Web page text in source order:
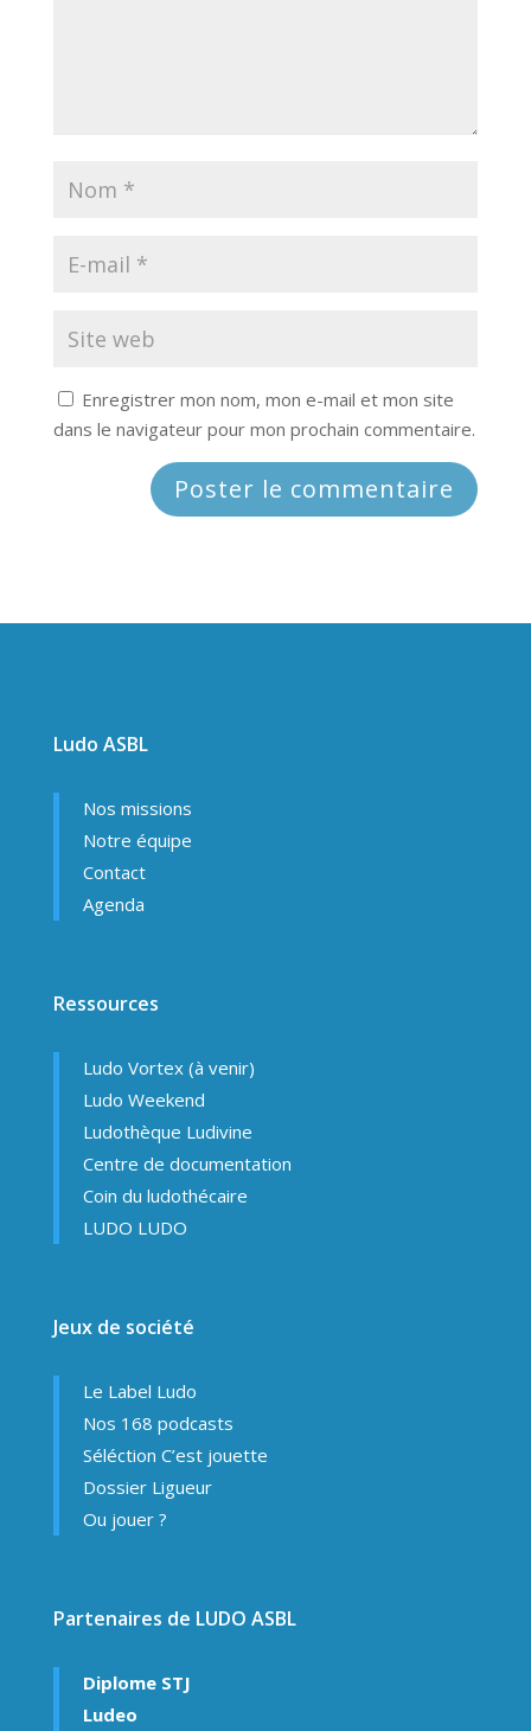
Enregistrer mon nom, mon e-mail et mon site
dans le navigateur pour mon prochain commentaire.
Ludo ASBL
Nos missions
Notre équipe
Contact
Agenda
Ressources
Ludo Vortex (à venir)
Ludo Weekend
Ludothèque Ludivine
Centre de documentation
Coin du ludothécaire
LUDO LUDO
Jeux de société
Le Label Ludo
Nos 168 podcasts
Séléction C’est jouette
Dossier Ligueur
Ou jouer ?
Partenaires de LUDO ASBL
Diplome STJ
Ludeo